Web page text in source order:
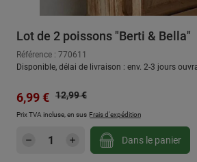
Lot de 2 poissons "Berti & Bella"
Référence : 770611
Disponible, délai de livraison : env. 2-3 jours
Prix de vente :
6,99 € Prix régulier :
12,99 €
Prix TVA incluse, en sus Frais d'expédition
Quantité de produit :
Dans le panier